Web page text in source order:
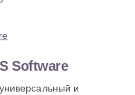
Software
и